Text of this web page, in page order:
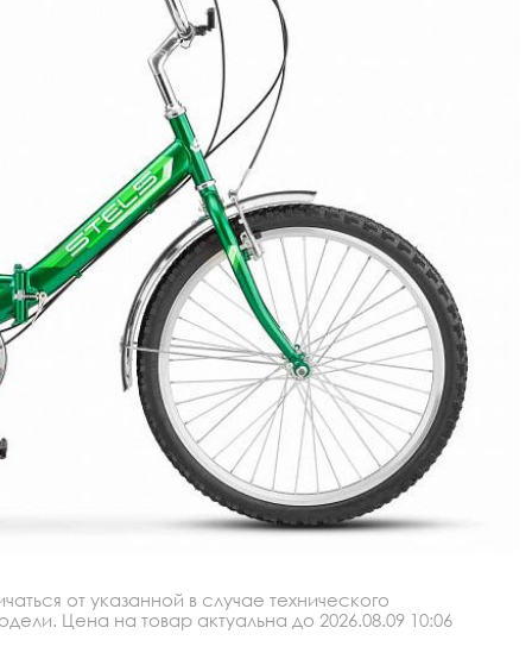
от указанной в случае технического
Цена на товар актуальна до 2026.08.09 10:06